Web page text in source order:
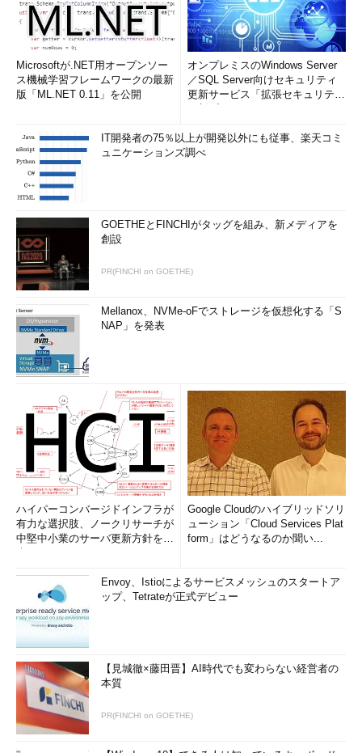
Microsoftが.NET用オープンソー
ス機械学習フレームワークの最新
版「ML.NET 0.11」を公開
オンプレミスのWindows Server
／SQL Server向けセキュリティ
更新サービス「拡張セキュリティ
IT開発者の75％以上が開発以外にも従事、楽天コミ
ュニケーションズ調べ
GOETHEとFINCHIがタッグを組み、新メディアを
創設
PR(FINCHI on GOETHE)
Mellanox、NVMe-oFでストレージを仮想化する「S
NAP」を発表
ハイパーコンバージドインフラが
有力な選択肢、ノークリサーチが
中堅中小業のサーバ更新方針を調
Google Cloudのハイブリッドソリ
ューション「Cloud Services Plat
form」はどうなるのか聞い...
Envoy、Istioによるサービスメッシュのスタートア
ップ、Tetrateが正式デビュー
【見城徹×藤田晋】AI時代でも変わらない経営者の
本質
PR(FINCHI on GOETHE)